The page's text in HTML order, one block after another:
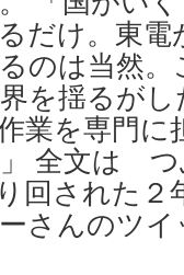
だけ。東
のは当然
を揺るが
業を専門
全文は
回された
さんのツ